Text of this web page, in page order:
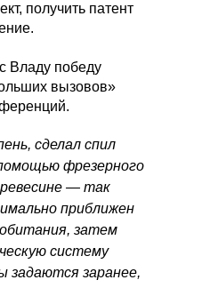
получить патент
Владу победу
вызовов»
сделал спил
фрезерного
— так
приближен
затем
систему
задаются заранее,